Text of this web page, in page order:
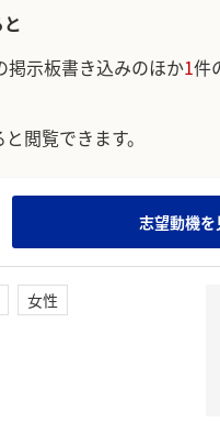
掲示板書き込みのほか1件
閲覧できます。
志望動機
女性